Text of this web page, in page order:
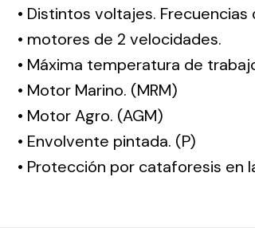
• Distintos voltajes.
• motores de 2 velocidades.
• Máxima temperatura de
• Motor Marino. (MRM)
• Motor Agro. (AGM)
• Envolvente pintada. (P)
• Protección por cataforesis en